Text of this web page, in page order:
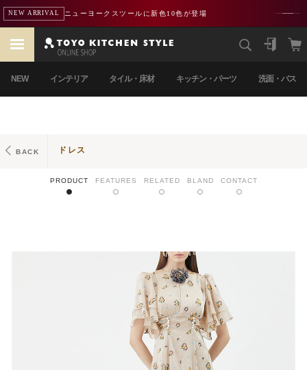
NEW ARRIVAL ニューヨークスツールに新色10色が登場
NEW インテリア タイル・床材 キッチン・パーツ 洗面・バス
BACK ドレス
PRODUCT FEATURES RELATED BLAND CONTACT